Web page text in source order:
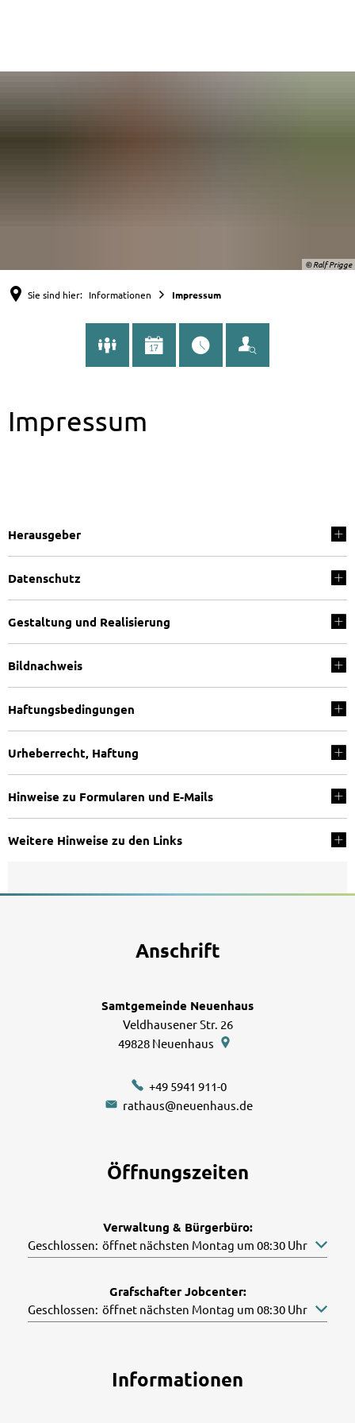
© Ralf Prigge
Sie sind hier: Informationen Impressum
Impressum
Herausgeber
Datenschutz
Gestaltung und Realisierung
Bildnachweis
Haftungsbedingungen
Urheberrecht, Haftung
Hinweise zu Formularen und E-Mails
Weitere Hinweise zu den Links
Anschrift
Samtgemeinde Neuenhaus
Veldhausener Str. 26
49828 Neuenhaus
+49 5941 911-0
rathaus@neuenhaus.de
Öffnungszeiten
Verwaltung & Bürgerbüro:
Klicken, um weitere Öffnungs- oder Schließzeiten
Geschlossen: öffnet nächsten Montag um 08:30 Uhr
Grafschafter Jobcenter:
Klicken, um weitere Öffnungs- oder Schließzeiten
Geschlossen: öffnet nächsten Montag um 08:30 Uhr
Informationen